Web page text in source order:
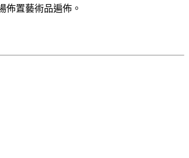
佈置藝術品遍佈。